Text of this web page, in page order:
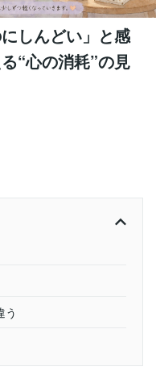
しんどい」と感
“心の消耗”の見
う